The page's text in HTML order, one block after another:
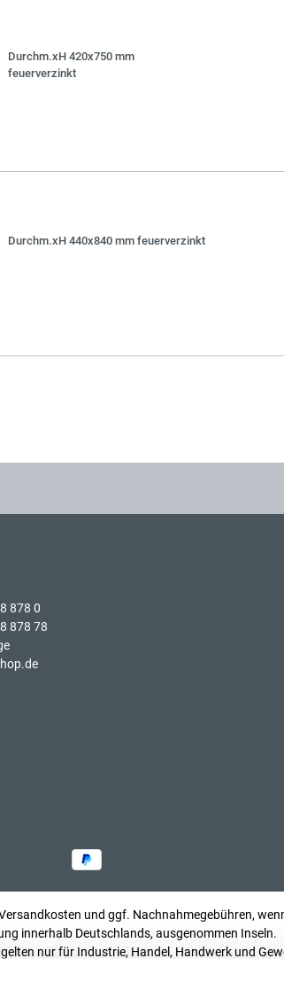
Durchm.xH 420x750 mm
feuerverzinkt
Durchm.xH 440x840 mm feuerverzinkt
878 0
878 78
und ggf. Nachnahmegebühren,
innerhalb Deutschlands, ausgenommen Inseln.
nur für Industrie, Handel, Handwerk und